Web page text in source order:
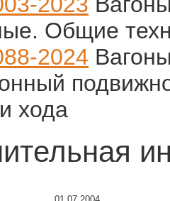
Общие
2024
хода